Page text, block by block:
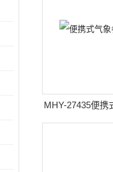
MHY-27435便携
仪,